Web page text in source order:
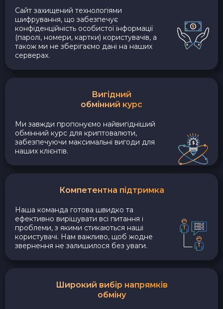
Сайт захищений технологіями
шифрування, що забезпечує
конфіденційність особистої інформації
(паролі, номери, картки) користувачів, а
також ми не зберігаємо дані на наших
серверах.
Вигідний
обмінний курс
Ми завжди пропонуємо найвигідніший
обмінний курс для криптовалюти,
забезпечуючи максимальні вигоди для
наших клієнтів.
Компетентна підтримка
Наша команда готова швидко та
ефективно вирішувати всі питання і
проблеми, з якими стикаються наші
користувачі. Нам важливо, щоб жодне
звернення не залишилося без уваги.
Широкий вибір напрямків
обміну